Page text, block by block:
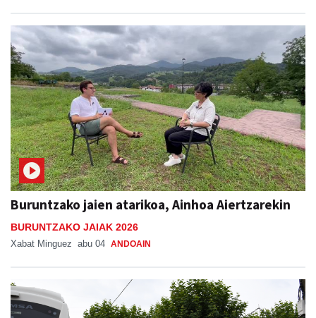
Buruntzako jaien atarikoa, Ainhoa Aiertzarekin
BURUNTZAKO JAIAK 2026
Xabat Minguez abu 04 ANDOAIN